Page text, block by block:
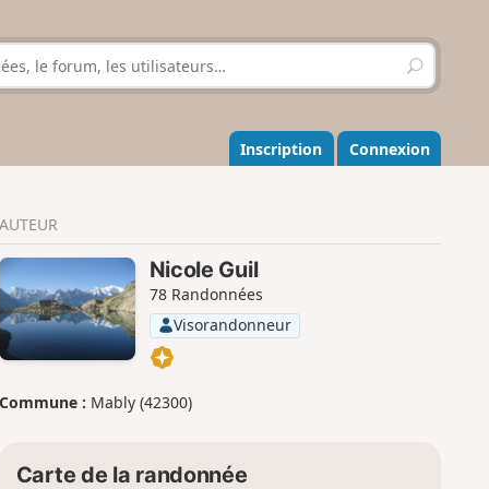
R
e
h
e
r
r
Inscription Connexion
AUTEUR
Nicole Guil
78 Randonnées
Visorandonneur
Commune : Mably (42300)
Carte de la randonnée